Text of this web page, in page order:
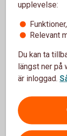
men
kläder
på att
upplevelse:
Relevant
Du kan ta
längst ner på
är inloggad.